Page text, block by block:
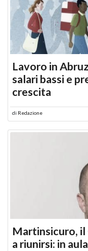
Lavoro in
salari bassi e
crescita
di Redazione
Martinsicuro,
a riunirsi: in